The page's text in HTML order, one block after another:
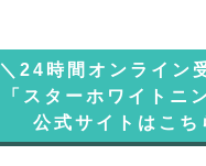
＼24時間オンライン
「スターホワイトニ
公式サイトはこち